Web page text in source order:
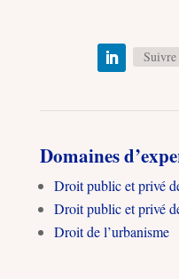
Suivre
Domaines
Droit public et privé
Droit public et privé
Droit de l’urbanisme